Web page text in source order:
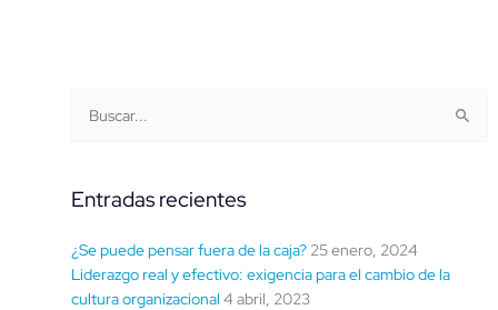
Buscar:
Entradas recientes
¿Se puede pensar fuera de la caja? 25 enero, 2024
Liderazgo real y efectivo: exigencia para el cambio de la
cultura organizacional 4 abril, 2023
por